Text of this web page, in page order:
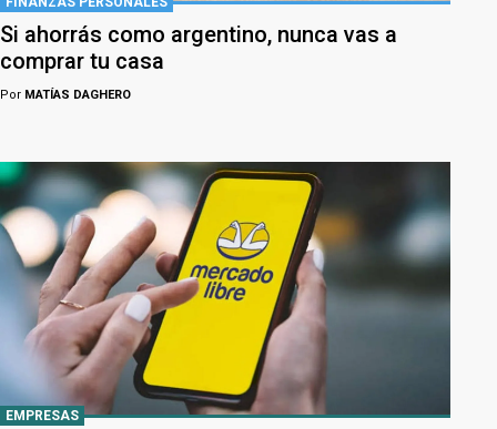
Si ahorrás como argentino, nunca vas a
comprar tu casa
Por MATÍAS DAGHERO
EMPRESAS